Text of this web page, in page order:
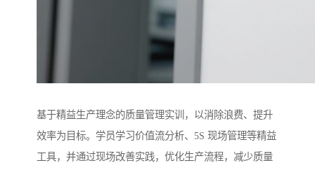
基于精益生产理念的质量管理实训，以消除浪费、提升
效率为目标。学员学习价值流分析、5S 现场管理等精益
工具，并通过现场改善实践，优化生产流程，减少质量